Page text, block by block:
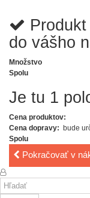
do vášho
Množstvo
Spolu
Je tu 1
Cena produktov:
Cena dopravy: bude
Spolu
Pokračovať v